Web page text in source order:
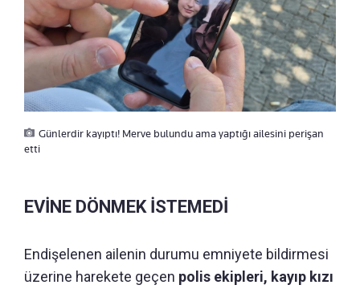
Günlerdir kayıptı! Merve bulundu ama yaptığı ailesini perişan
etti
EVİNE DÖNMEK İSTEMEDİ
Endişelenen ailenin durumu emniyete bildirmesi
üzerine harekete geçen polis ekipleri, kayıp kızı